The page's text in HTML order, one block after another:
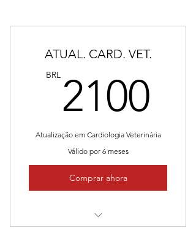
ATUAL. CARD. VET.
BRL 2100
Atualização em Cardiologia Veterinária
Válido por 6 meses
Comprar ahora